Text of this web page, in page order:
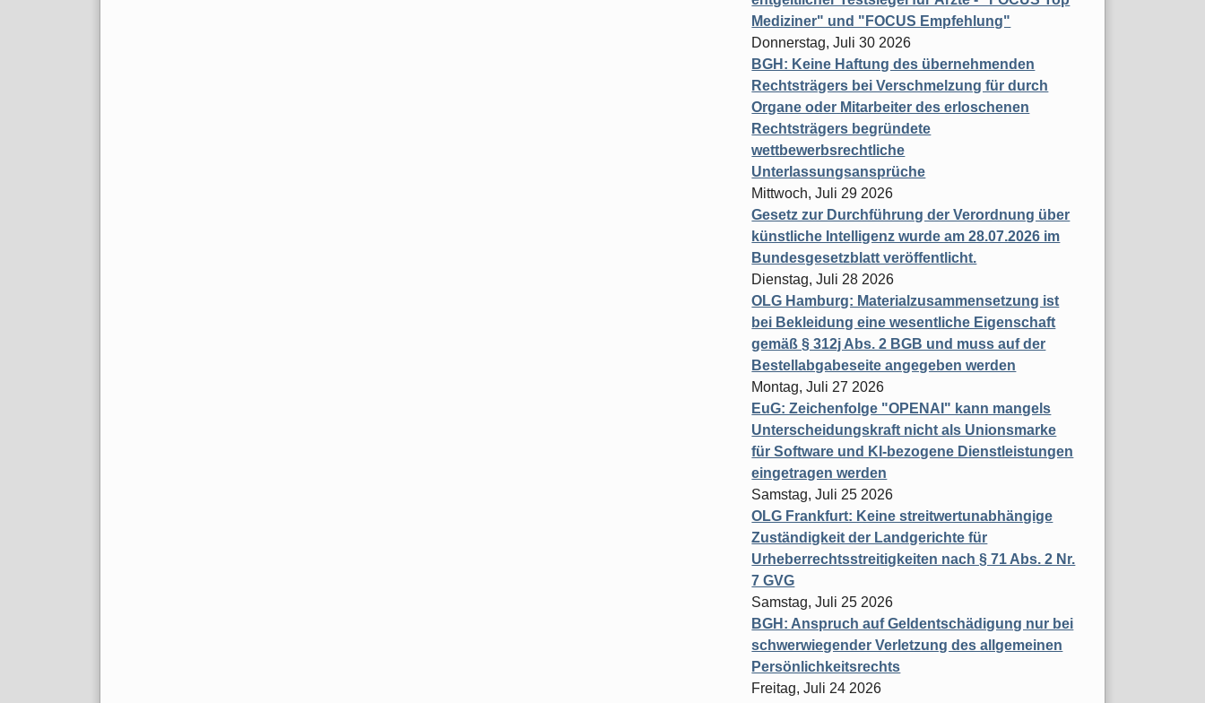
Mediziner" und "FOCUS Empfehlung"
Donnerstag, Juli 30 2026
BGH: Keine Haftung des übernehmenden
Rechtsträgers bei Verschmelzung für durch
Organe oder Mitarbeiter des erloschenen
Rechtsträgers begründete
wettbewerbsrechtliche
Unterlassungsansprüche
Mittwoch, Juli 29 2026
Gesetz zur Durchführung der Verordnung über
künstliche Intelligenz wurde am 28.07.2026 im
Bundesgesetzblatt veröffentlicht.
Dienstag, Juli 28 2026
OLG Hamburg: Materialzusammensetzung ist
bei Bekleidung eine wesentliche Eigenschaft
gemäß § 312j Abs. 2 BGB und muss auf der
Bestellabgabeseite angegeben werden
Montag, Juli 27 2026
EuG: Zeichenfolge "OPENAI" kann mangels
Unterscheidungskraft nicht als Unionsmarke
für Software und KI-bezogene Dienstleistungen
eingetragen werden
Samstag, Juli 25 2026
OLG Frankfurt: Keine streitwertunabhängige
Zuständigkeit der Landgerichte für
Urheberrechtsstreitigkeiten nach § 71 Abs. 2 Nr.
7 GVG
Samstag, Juli 25 2026
BGH: Anspruch auf Geldentschädigung nur bei
schwerwiegender Verletzung des allgemeinen
Persönlichkeitsrechts
Freitag, Juli 24 2026